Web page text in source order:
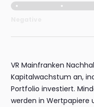
VR Mainfranken
Kapitalwachstum an,
Portfolio investiert.
werden in